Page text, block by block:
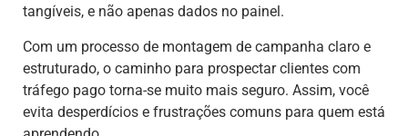
tangíveis, e não apenas dados no painel.
Com um processo de montagem de campanha claro e
estruturado, o caminho para prospectar clientes com
tráfego pago torna-se muito mais seguro. Assim, você
evita desperdícios e frustrações comuns para quem está